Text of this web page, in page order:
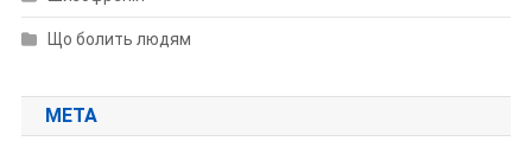
Що болить людям
МЕТА